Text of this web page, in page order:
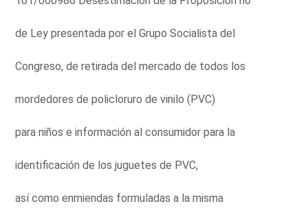
de Ley presentada por el Grupo Socialista del
Congreso, de retirada del mercado de todos los
mordedores de policloruro de vinilo (PVC)
para niños e información al consumidor para la
identificación de los juguetes de PVC,
así como enmiendas formuladas a la misma